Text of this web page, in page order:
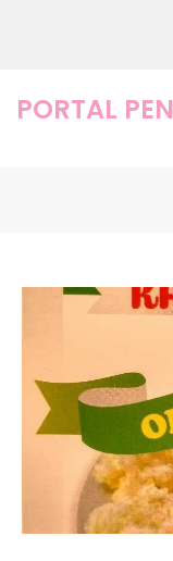
Enter)PORTAL